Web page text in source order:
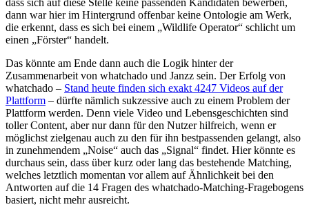
dass sich auf diese Stelle keine passenden Kandidaten bewerben,
dann war hier im Hintergrund offenbar keine Ontologie am Werk,
die erkennt, dass es sich bei einem „Wildlife Operator“ schlicht um
einen „Förster“ handelt.
Das könnte am Ende dann auch die Logik hinter der
Zusammenarbeit von whatchado und Janzz sein. Der Erfolg von
whatchado – Stand heute finden sich exakt 4247 Videos auf der
Plattform – dürfte nämlich sukzessive auch zu einem Problem der
Plattform werden. Denn viele Video und Lebensgeschichten sind
toller Content, aber nur dann für den Nutzer hilfreich, wenn er
möglichst zielgenau auch zu den für ihn bestpassenden gelangt, also
in zunehmendem „Noise“ auch das „Signal“ findet. Hier könnte es
durchaus sein, dass über kurz oder lang das bestehende Matching,
welches letztlich momentan vor allem auf Ähnlichkeit bei den
Antworten auf die 14 Fragen des whatchado-Matching-Fragebogens
basiert, nicht mehr ausreicht.